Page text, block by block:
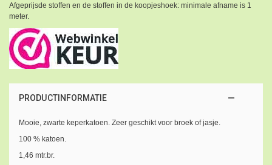
Afgeprijsde stoffen en de stoffen in de koopjeshoek: minimale afname is 1
meter.
PRODUCTINFORMATIE
Mooie, zwarte keperkatoen. Zeer geschikt voor broek of jasje.
100 % katoen.
1,46 mtr.br.